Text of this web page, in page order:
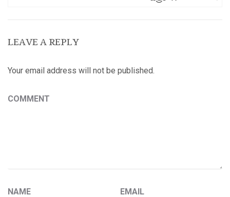
LEAVE A REPLY
Your email address will not be published.
COMMENT
NAME EMAIL